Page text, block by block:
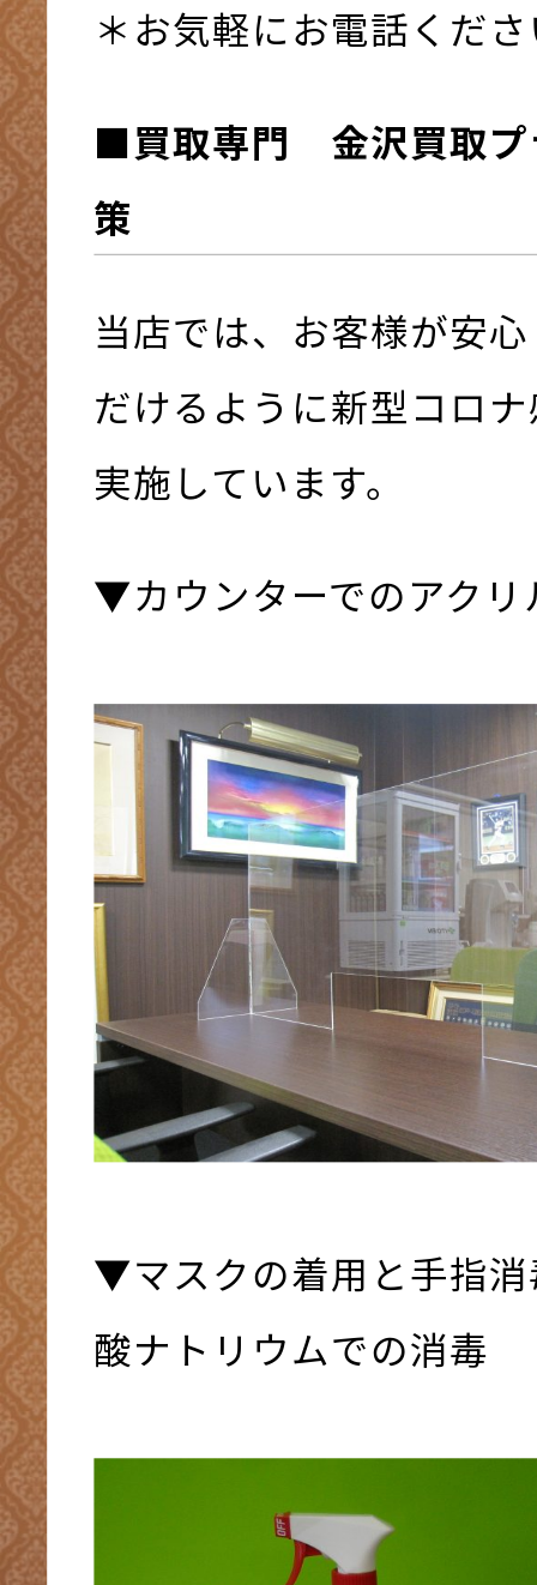
＊お気軽にお電話くだ
■買取専門 金沢買取プ
策
当店では、お客様が安
だけるように新型コロ
実施しています。
▼カウンターでのアクリ
▼マスクの着用と手指
酸ナトリウムでの消毒